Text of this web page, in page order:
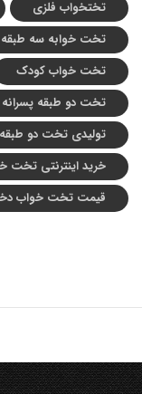
تختخواب فلزی
تخت خوابه سه طبقه
تخت خواب کودک
تخت دو طبقه پسرانه
تولیدی تخت دو
خرید اینترنتی تخت
قیمت تخت خواب